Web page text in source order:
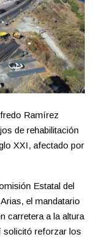
Ramírez
de rehabilitación
XXI, afectado por
Estatal del
el mandatario
carretera a la altura
solicitó reforzar los